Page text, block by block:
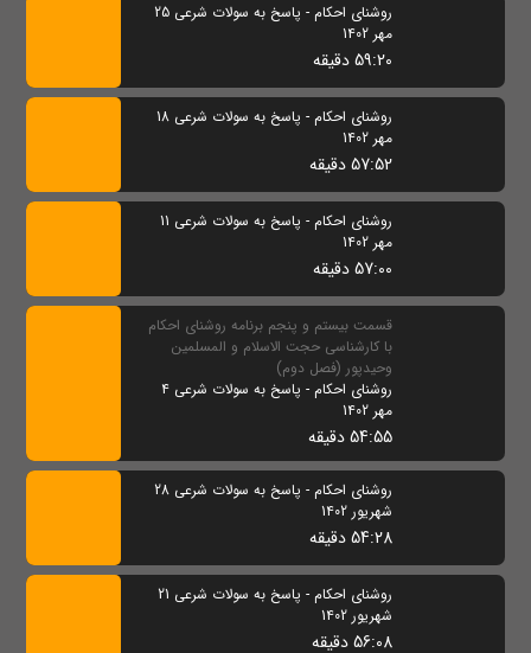
روشنای احکام - پاسخ به سولات شرعی 25
مهر 1402
59:20 دقیقه
روشنای احکام - پاسخ به سولات شرعی 18
مهر 1402
57:52 دقیقه
روشنای احکام - پاسخ به سولات شرعی 11
مهر 1402
57:00 دقیقه
قسمت بیستم و پنجم برنامه روشنای احکام
با کارشناسی حجت الاسلام و المسلمین
وحیدپور (فصل دوم)
روشنای احکام - پاسخ به سولات شرعی 4
مهر 1402
54:55 دقیقه
روشنای احکام - پاسخ به سولات شرعی 28
شهریور 1402
54:28 دقیقه
روشنای احکام - پاسخ به سولات شرعی 21
شهریور 1402
56:08 دقیقه